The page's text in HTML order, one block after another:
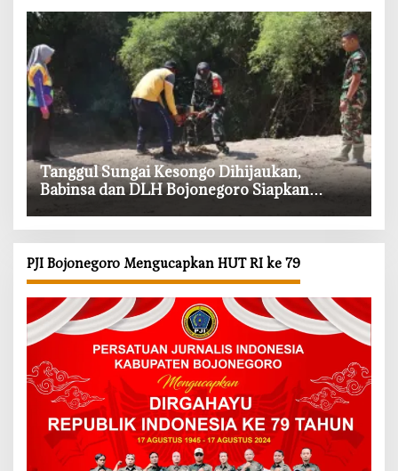
‎Tanggul Sungai Kesongo Dihijaukan,
Babinsa dan DLH Bojonegoro Siapkan
PJI Bojonegoro Mengucapkan HUT RI ke 79